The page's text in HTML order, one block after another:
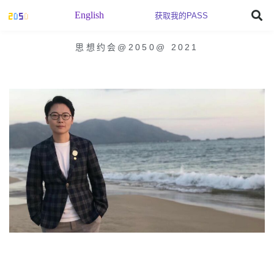
English 获取我的PASS
思想约会@2050 @ 2021